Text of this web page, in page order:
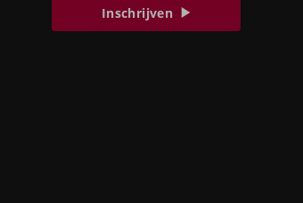
Inschrijven